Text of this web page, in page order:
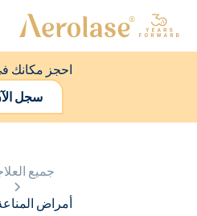
احجز مكانك
سجل
جميع
أمراض المناعة